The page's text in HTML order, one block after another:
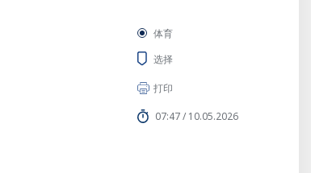
体育
选择
打印
07:47 / 10.05.2026